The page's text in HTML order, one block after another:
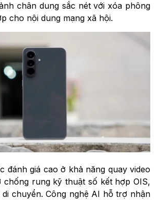
chân dung sắc nét với xóa phông
cho nội dung mạng xã hội.
đánh giá cao ở khả năng quay video
chống rung kỹ thuật số kết hợp OIS,
chuyển. Công nghệ AI hỗ trợ nhận